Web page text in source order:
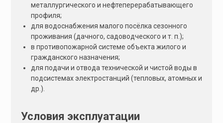
металлургического и нефтеперерабатывающего
профиля;
для водоснабжения малого посёлка сезонного
проживания (дачного, садоводческого и т. п.);
в противопожарной системе объекта жилого и
гражданского назначения;
для подачи и отвода технической и чистой воды в
подсистемах электростанций (тепловых, атомных и
др.).
Условия эксплуатации